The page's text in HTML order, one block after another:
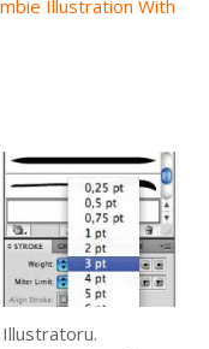
Illustration With